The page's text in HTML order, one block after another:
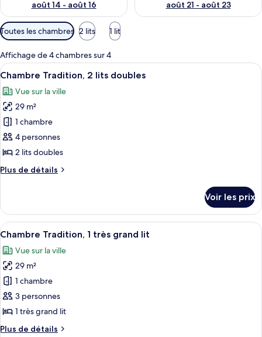
août 14 - août 16
août 21 - août 23
Filtres
disponibles
pour
les
chambres
Toutes les chambres 2 lits 1 lit
Affichage de 4 chambres sur 4
Afficher
toutes
les
photos
pour
ce
type
chambre :
2
lits
doubles
Une chambre d’hôtel avec deux
16
Chambre Tradition, 2 lits doubles
Vue sur la ville
29 m²
1 chambre
4 personnes
2 lits doubles
Plus de détails
Plus
le
type
de
Chambre
Tradition,
lits
doubles
Voir les prix
Afficher
toutes
les
photos
pour
ce
type
Une chambre d’hôtel comprenant
12
Chambre Tradition, 1 très grand lit
Vue sur la ville
29 m²
1 chambre
3 personnes
1 très grand lit
Plus de détails
Plus